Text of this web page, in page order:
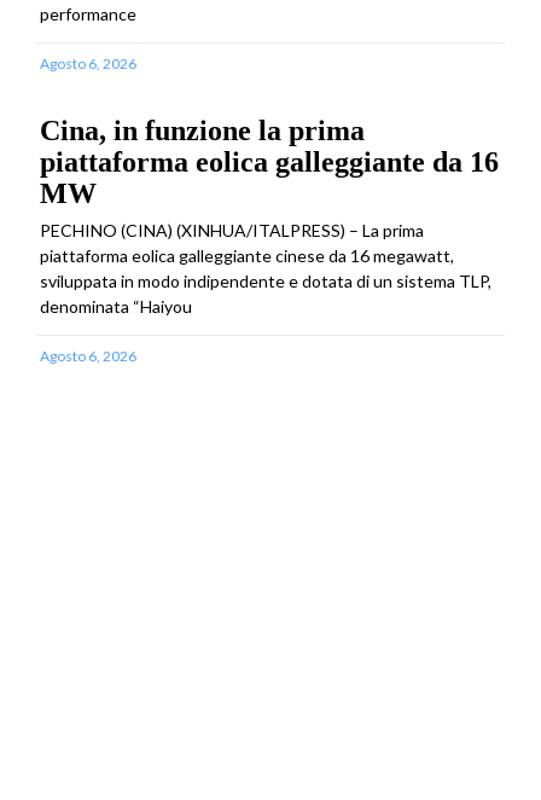
performance
Agosto 6, 2026
Cina, in funzione la prima
piattaforma eolica galleggiante da 16
MW
PECHINO (CINA) (XINHUA/ITALPRESS) – La prima
piattaforma eolica galleggiante cinese da 16 megawatt,
sviluppata in modo indipendente e dotata di un sistema TLP,
denominata “Haiyou
Agosto 6, 2026